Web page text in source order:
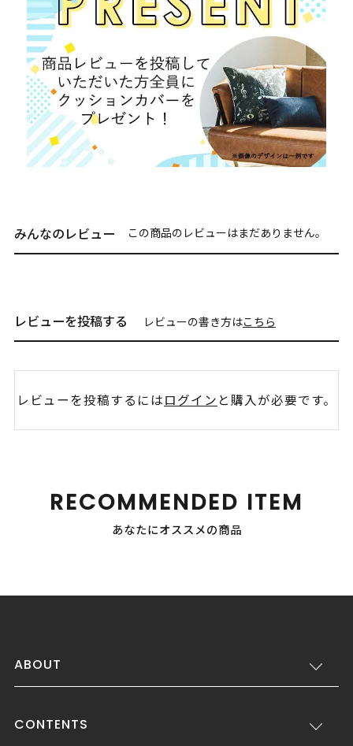
みんなのレビュー この商品のレビューはまだありません。
レビューを投稿する レビューの書き方はこちら
レビューを投稿するにはログイン と購入が必要です。
RECOMMENDED ITEM
あなたにオススメの商品
ABOUT
CONTENTS